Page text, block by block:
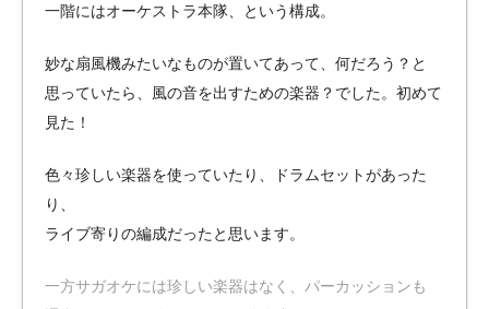
一階にはオーケストラ本隊、という構成。
妙な扇風機みたいなものが置いてあって、何だろう？と
思っていたら、風の音を出すための楽器？でした。初めて
見た！
色々珍しい楽器を使っていたり、ドラムセットがあった
り、
ライブ寄りの編成だったと思います。
一方サガオケには珍しい楽器はなく、パーカッションも